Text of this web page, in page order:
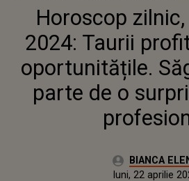
PROFITĂ DE TOATE
SĂGETĂTORII AU
PLAN PROFESIONAL
Horoscop
2024: Taurii
oportunitățile.
parte de o
Autor:BIANCA
Publicat:
luni, 22 aprilie